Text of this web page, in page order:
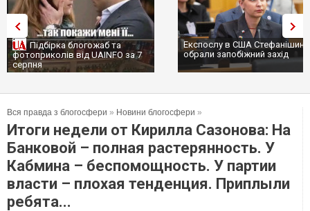
Підбірка блогожаб та
фотоприколів від UAINFO за 7
серпня
Експослу в США Стефанішиній
обрали запобіжний захід
Вся правда з блогосфери » Новини блогосфери »
Итоги недели от Кирилла Сазонова: На
Банковой – полная растерянность. У
Кабмина – беспомощность. У партии
власти – плохая тенденция. Приплыли
ребята...